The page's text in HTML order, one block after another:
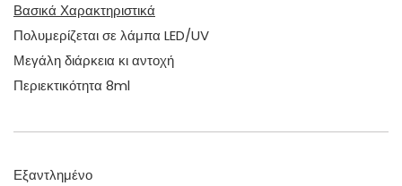
Βασικά Χαρακτηριστικά
Πολυμερίζεται σε λάμπα LED/UV
Μεγάλη διάρκεια κι αντοχή
Περιεκτικότητα 8ml
Εξαντλημένο